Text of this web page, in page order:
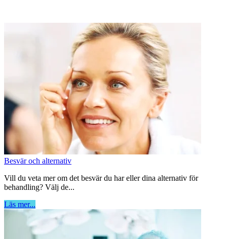
Besvär och alternativ
Vill du veta mer om det besvär du har eller dina alternativ för
behandling? Välj de...
Läs mer...